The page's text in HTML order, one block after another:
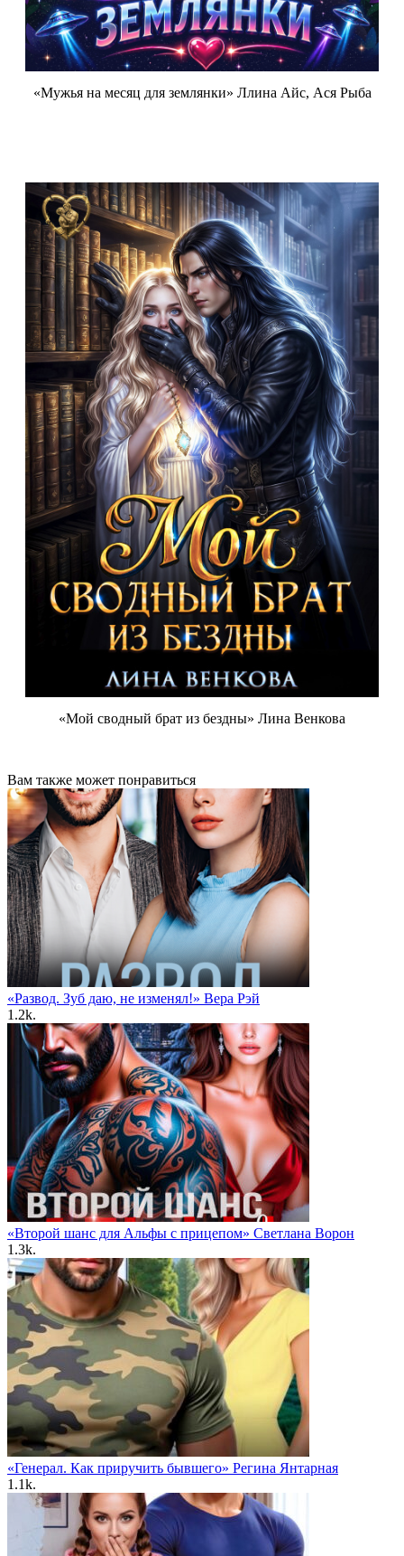
«Мужья на месяц для землянки» Ллина Айс, Ася Рыба
«Мой сводный брат из бездны» Лина Венкова
Вам также может понравиться
«Развод. Зуб даю, не изменял!» Вера Рэй
1.2k.
«Второй шанс для Альфы с прицепом» Светлана Ворон
1.3k.
«Генерал. Как приручить бывшего» Регина Янтарная
1.1k.